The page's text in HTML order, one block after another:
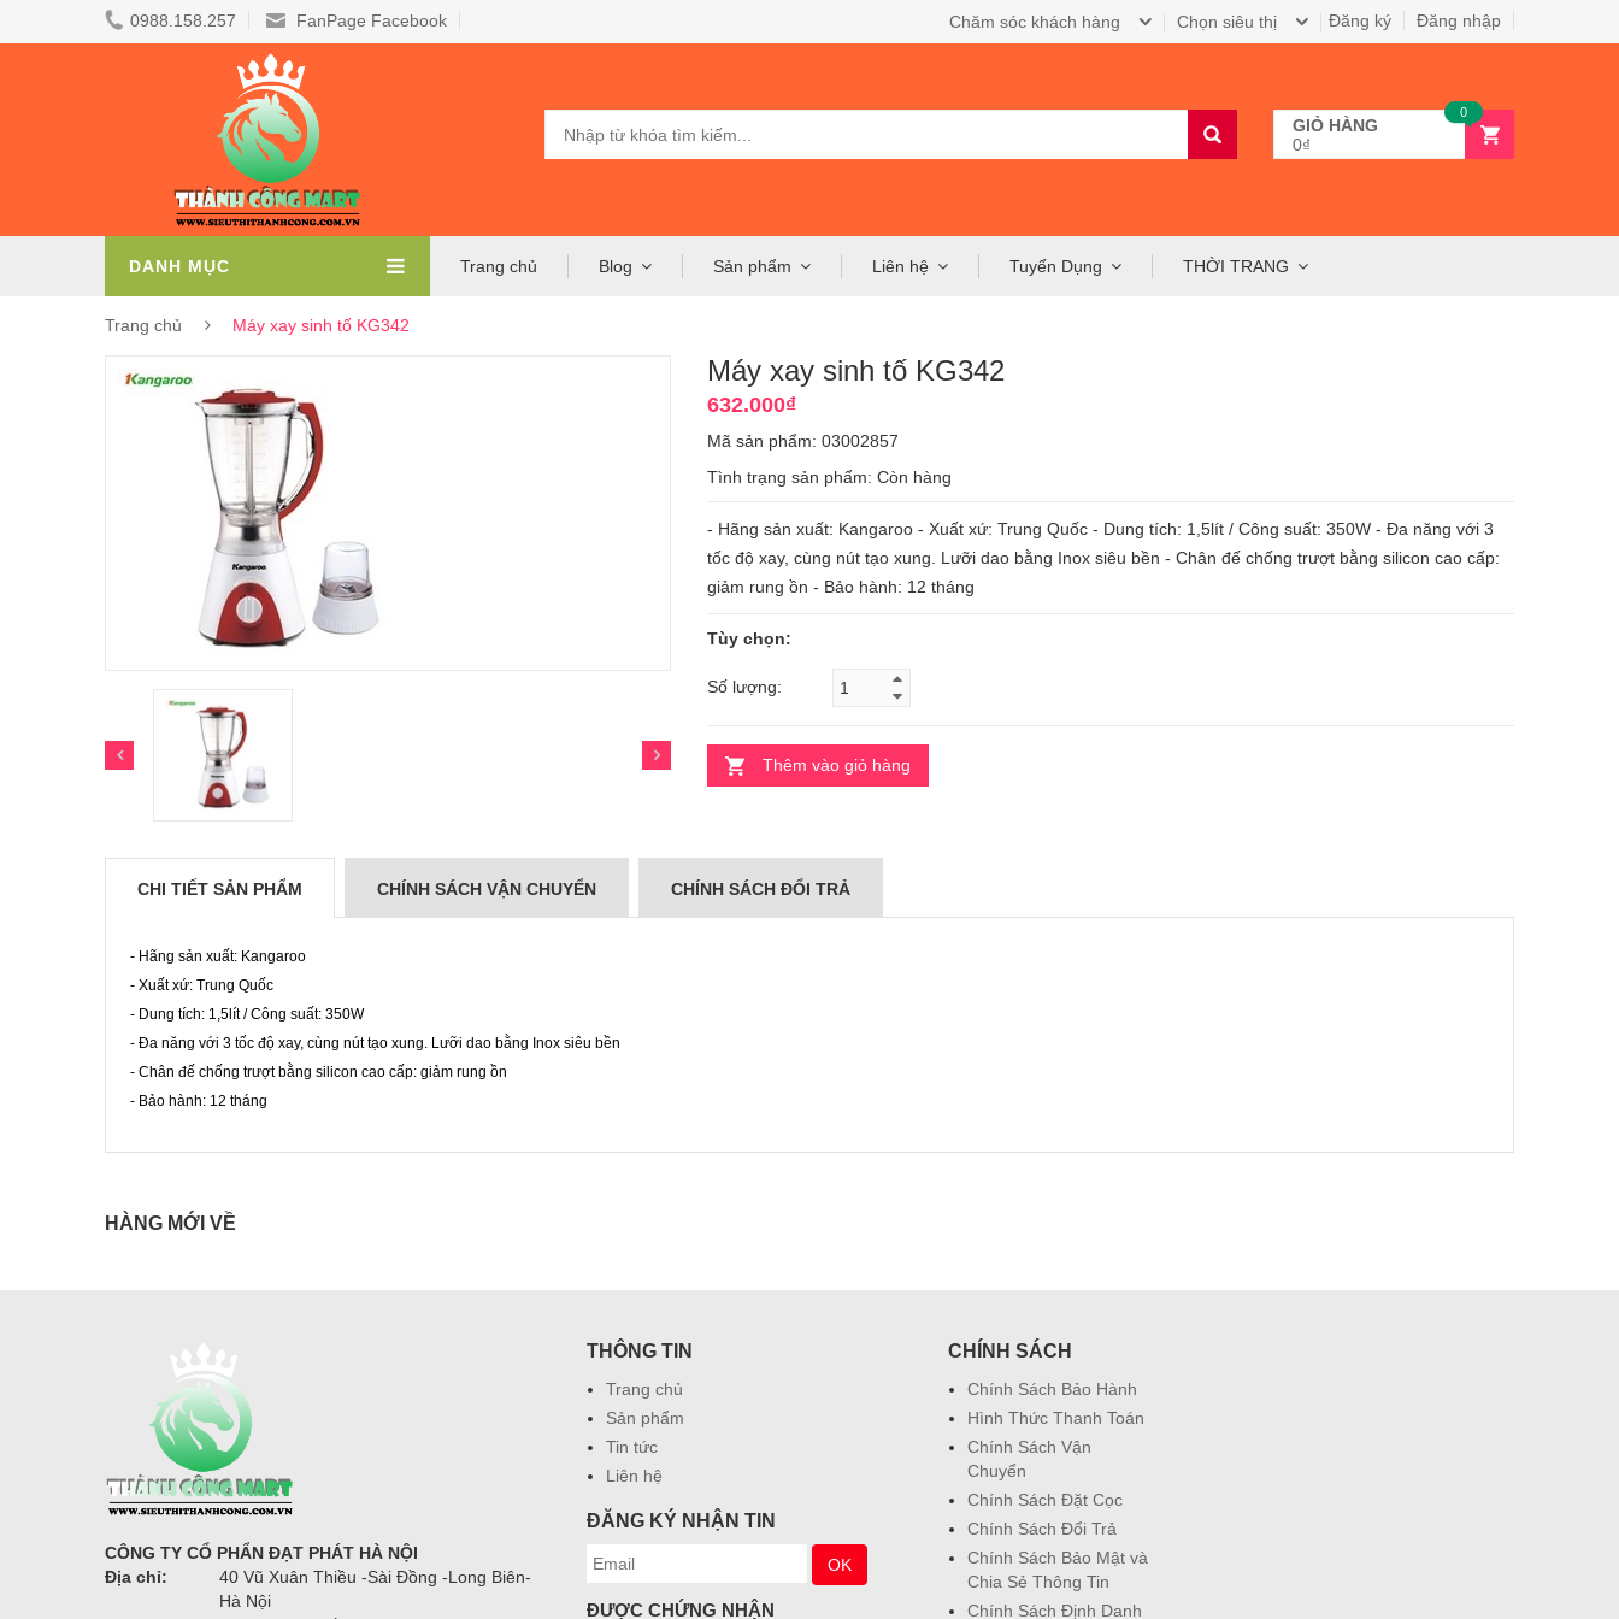
0988.158.257 FanPage Facebook Đăng nhập
Đăng ký
Chọn siêu thị
Chăm sóc khách hàng
GIỎ HÀNG
0₫
0
DANH MỤC Trang chủ Blog Sản phẩm Liên hệ Tuyển Dụng THỜI TRANG
Trang chủ Máy xay sinh tố KG342
Máy xay sinh tố KG342
632.000₫
Mã sản phẩm: 03002857
Tình trạng sản phẩm: Còn hàng
- Hãng sản xuất: Kangaroo - Xuất xứ: Trung Quốc - Dung tích: 1,5lít / Công suất: 350W - Đa năng với 3
tốc độ xay, cùng nút tạo xung. Lưỡi dao bằng Inox siêu bền - Chân đế chống trượt bằng silicon cao cấp:
giảm rung ồn - Bảo hành: 12 tháng
Tùy chọn:
Số lượng:
Thêm vào giỏ hàng
CHI TIẾT SẢN PHẨM CHÍNH SÁCH VẬN CHUYỂN CHÍNH SÁCH ĐỔI TRẢ
- Hãng sản xuất: Kangaroo
- Xuất xứ: Trung Quốc
- Dung tích: 1,5lít / Công suất: 350W
- Đa năng với 3 tốc độ xay, cùng nút tạo xung. Lưỡi dao bằng Inox siêu bền
- Chân đế chống trượt bằng silicon cao cấp: giảm rung ồn
- Bảo hành: 12 tháng
HÀNG MỚI VỀ
CÔNG TY CỔ PHẨN ĐẠT PHÁT HÀ NỘI
Địa chỉ:
40 Vũ Xuân Thiều -Sài Đồng -Long Biên-
Hà Nội
THÔNG TIN
Trang chủ
Sản phẩm
Tin tức
Liên hệ
ĐĂNG KÝ NHẬN TIN
ĐƯỢC CHỨNG NHẬN
CHÍNH SÁCH
Chính Sách Bảo Hành
Hình Thức Thanh Toán
Chính Sách Vận
Chuyển
Chính Sách Đặt Cọc
Chính Sách Đổi Trả
Chính Sách Bảo Mật và
Chia Sẻ Thông Tin
Chính Sách Định Danh